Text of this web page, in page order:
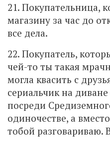
21. Покупательница,
магазину за час до
все дела.
22. Покупатель,
чей-то ты такая
могла квасить с
сериальчик на
посреди
одиночестве, а
тобой разговариваю.